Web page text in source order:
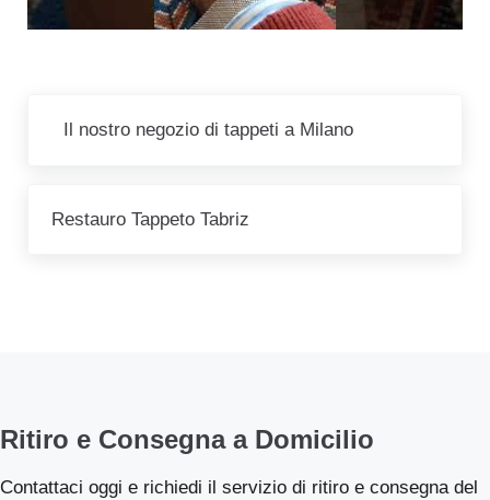
Il nostro negozio di tappeti a Milano
Restauro Tappeto Tabriz
Ritiro e Consegna a Domicilio
Contattaci oggi e richiedi il servizio di ritiro e consegna del